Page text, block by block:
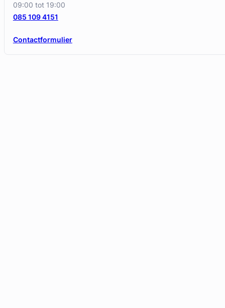
09:00 tot 19:00
Contactformulier
085 109 4151